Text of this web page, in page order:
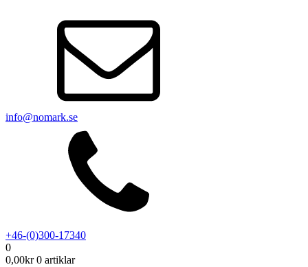
info@nomark.se
+46-(0)300-17340
0
0,00kr 0 artiklar